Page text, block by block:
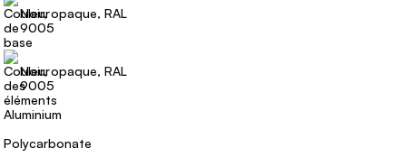
Noir, opaque, RAL
9005
Noir, opaque, RAL
9005
Aluminium
Polycarbonate